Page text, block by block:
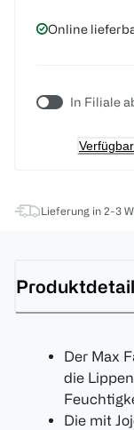
Online
In Filiale
Lieferung in 2-3
Der Max
die
Die mit